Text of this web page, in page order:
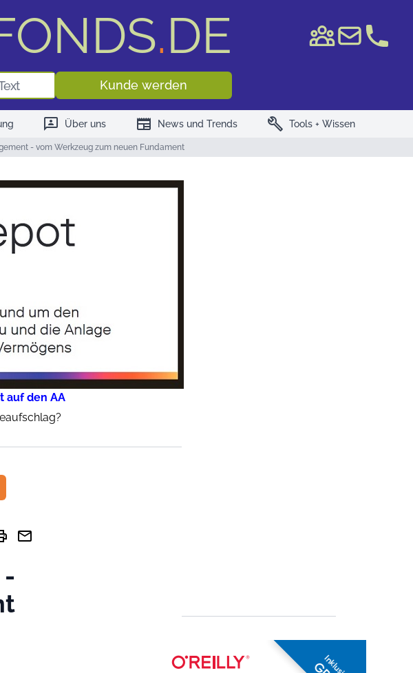
.DE
WKN/ISIN
Kunde werden
3p Über uns newspaper News und Trends build Tools + Wissen
- vom Werkzeug zum neuen Fundament
auf den AA
mail